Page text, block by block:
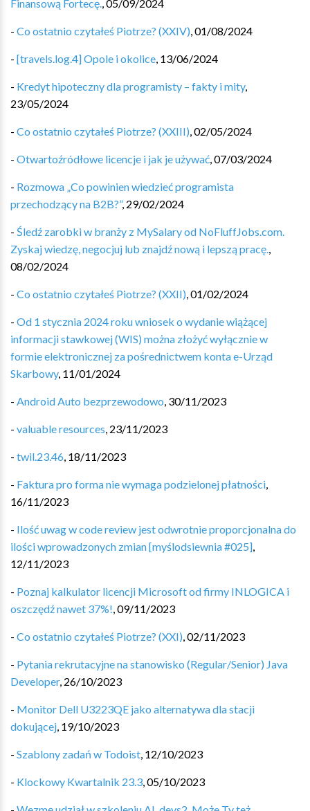
Finansową Fortecę.,05/09/2024
- Co ostatnio czytałeś Piotrze? (XXIV),01/08/2024
- [travels.log.4] Opole i okolice, 13/06/2024
- Kredyt hipoteczny dla programisty – fakty i mity,
23/05/2024
- Co ostatnio czytałeś Piotrze? (XXIII),02/05/2024
- Otwartoźródłowe licencje i jak je używać,07/03/2024
- Rozmowa „Co powinien wiedzieć programista
przechodzący na B2B?”, 29/02/2024
- Śledź zarobki w branży z MySalary od NoFluffJobs.com.
Zyskaj wiedzę, negocjuj lub znajdź nową i lepszą pracę.,
08/02/2024
- Co ostatnio czytałeś Piotrze? (XXII),01/02/2024
- Od 1 stycznia 2024 roku wniosek o wydanie wiążącej
informacji stawkowej (WIS) można złożyć wyłącznie w
formie elektronicznej za pośrednictwem konta e-Urząd
Skarbowy, 11/01/2024
- Android Auto bezprzewodowo, 30/11/2023
- valuable resources, 23/11/2023
- twil.23.46, 18/11/2023
- Faktura pro forma nie wymaga podzielonej płatności,
16/11/2023
- Ilość uwag w code review jest odwrotnie proporcjonalna do
ilości wprowadzonych zmian [myślodsiewnia #025],
12/11/2023
- Poznaj kalkulator licencji Microsoft od firmy INLOGICA i
oszczędź nawet 37%!,09/11/2023
- Co ostatnio czytałeś Piotrze? (XXI),02/11/2023
- Pytania rekrutacyjne na stanowisko (Regular/Senior) Java
Developer, 26/10/2023
- Monitor Dell U3223QE jako alternatywa dla stacji
dokującej, 19/10/2023
- Szablony zadań w Todoist, 12/10/2023
- Klockowy Kwartalnik 23.3,05/10/2023